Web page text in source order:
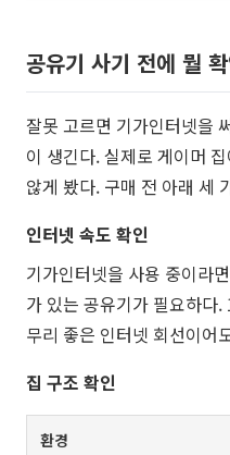
공유기 사기 전에 뭘
잘못 고르면 기가인터넷을
이 생긴다. 실제로 게이머
않게 봤다. 구매 전 아래 세
인터넷 속도 확인
기가인터넷을 사용 중이라
가 있는 공유기가 필요하
무리 좋은 인터넷 회선이어
집 구조 확인
환경